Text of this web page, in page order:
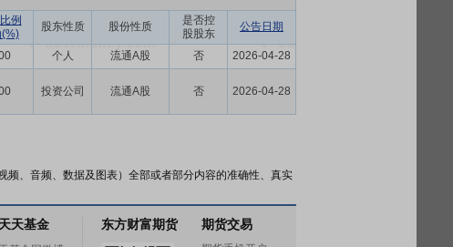
例
股东性质 股份性质
是否控
股股东
公告日期
个人 流通A股 否 2026-04-28
投资公司 流通A股 否 2026-04-28
、音频、数据及图表）全部或者部分内容的准确性、真实
天基金 东方财富期货 期货交易